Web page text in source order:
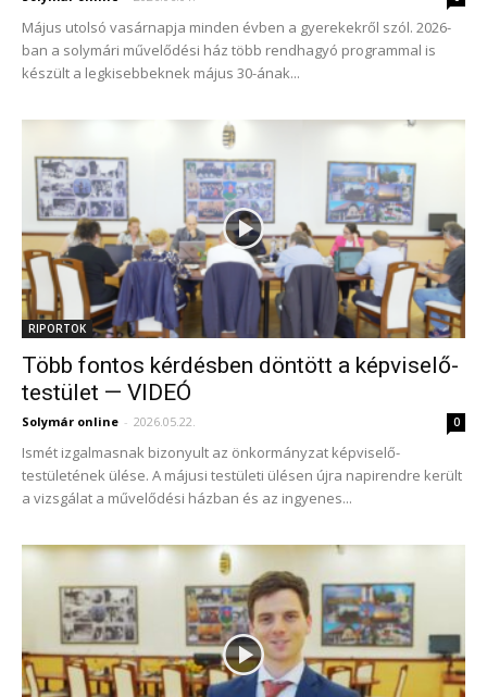
Május utolsó vasárnapja minden évben a gyerekekről szól. 2026-
ban a solymári művelődési ház több rendhagyó programmal is
készült a legkisebbeknek május 30-ának...
RIPORTOK
Több fontos kérdésben döntött a képviselő-
testület — VIDEÓ
Solymár online - 2026.05.22. 0
Ismét izgalmasnak bizonyult az önkormányzat képviselő-
testületének ülése. A májusi testületi ülésen újra napirendre került
a vizsgálat a művelődési házban és az ingyenes...